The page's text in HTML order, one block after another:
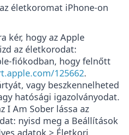
életkoromat iPhone-on
kér, hogy az Apple
az életkorodat:
fiókodban, hogy felnőtt
125662.
vagy beszkennelheted
hatósági igazolványodat.
I Am Sober lássa az
nyisd meg a Beállítások
adatok > Életkori